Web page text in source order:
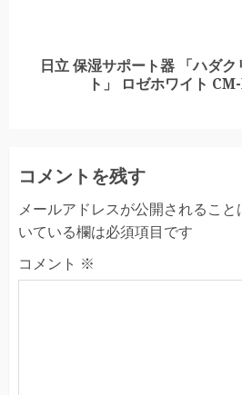
Next日立 保湿サポート器 「ハダク
ト」 ロゼホワイト
コメントを残す
メールアドレスが公開されること
いている欄は必須項目です
コメント ※